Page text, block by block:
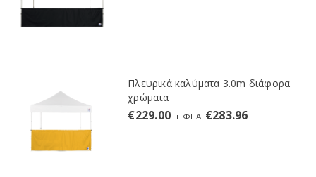
Πλευρικά καλύματα 3.0m διάφορα
χρώματα
€229.00 + ΦΠΑ €283.96